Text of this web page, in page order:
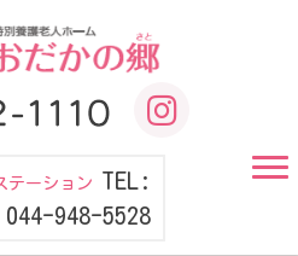
テーション TEL:
044-948-5528